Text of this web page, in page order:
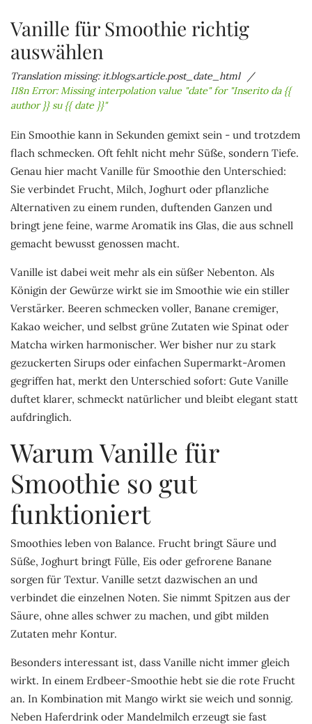
Vanille für Smoothie richtig
auswählen
Translation missing: it.blogs.article.post_date_html
I18n Error: Missing interpolation value "date" for "Inserito da {{
author }} su {{ date }}"
Ein Smoothie kann in Sekunden gemixt sein - und trotzdem
flach schmecken. Oft fehlt nicht mehr Süße, sondern Tiefe.
Genau hier macht Vanille für Smoothie den Unterschied:
Sie verbindet Frucht, Milch, Joghurt oder pflanzliche
Alternativen zu einem runden, duftenden Ganzen und
bringt jene feine, warme Aromatik ins Glas, die aus schnell
gemacht bewusst genossen macht.
Vanille ist dabei weit mehr als ein süßer Nebenton. Als
Königin der Gewürze wirkt sie im Smoothie wie ein stiller
Verstärker. Beeren schmecken voller, Banane cremiger,
Kakao weicher, und selbst grüne Zutaten wie Spinat oder
Matcha wirken harmonischer. Wer bisher nur zu stark
gezuckerten Sirups oder einfachen Supermarkt-Aromen
gegriffen hat, merkt den Unterschied sofort: Gute Vanille
duftet klarer, schmeckt natürlicher und bleibt elegant statt
aufdringlich.
Warum Vanille für
Smoothie so gut
funktioniert
Smoothies leben von Balance. Frucht bringt Säure und
Süße, Joghurt bringt Fülle, Eis oder gefrorene Banane
sorgen für Textur. Vanille setzt dazwischen an und
verbindet die einzelnen Noten. Sie nimmt Spitzen aus der
Säure, ohne alles schwer zu machen, und gibt milden
Zutaten mehr Kontur.
Besonders interessant ist, dass Vanille nicht immer gleich
wirkt. In einem Erdbeer-Smoothie hebt sie die rote Frucht
an. In Kombination mit Mango wirkt sie weich und sonnig.
Neben Haferdrink oder Mandelmilch erzeugt sie fast